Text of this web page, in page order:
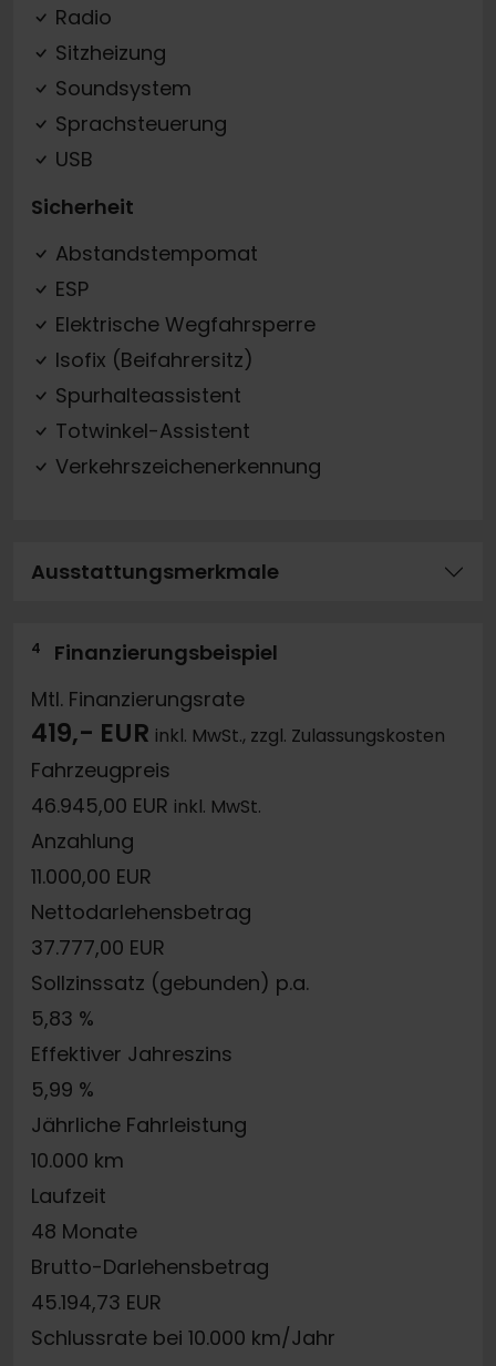
Radio
Sitzheizung
Soundsystem
Sprachsteuerung
USB
Sicherheit
Abstandstempomat
ESP
Elektrische Wegfahrsperre
Isofix (Beifahrersitz)
Spurhalteassistent
Totwinkel-Assistent
Verkehrszeichenerkennung
Ausstattungsmerkmale
4
Finanzierungsbeispiel
Mtl. Finanzierungsrate
419,- EUR inkl. MwSt., zzgl. Zulassungskosten
Fahrzeugpreis
46.945,00 EUR inkl. MwSt.
Anzahlung
11.000,00 EUR
Nettodarlehensbetrag
37.777,00 EUR
Sollzinssatz (gebunden) p.a.
5,83 %
Effektiver Jahreszins
5,99 %
Jährliche Fahrleistung
10.000 km
Laufzeit
48 Monate
Brutto-Darlehensbetrag
45.194,73 EUR
Schlussrate bei 10.000 km/Jahr